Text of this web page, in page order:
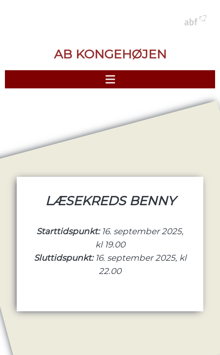
AB KONGEHØJEN
LÆSEKREDS BENNY
Starttidspunkt: 16. september 2025,
kl 19.00
Sluttidspunkt: 16. september 2025, kl
22.00